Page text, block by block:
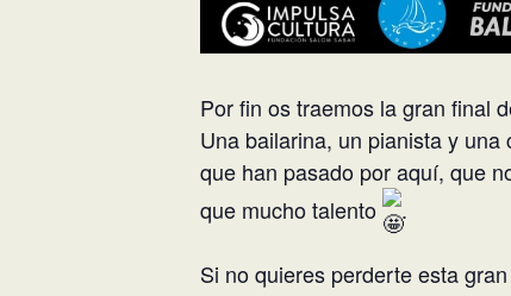
Por fin os traemos la gran final
Una bailarina, un pianista y
que han pasado por aquí, que
que mucho talento
.
Si no quieres perderte esta